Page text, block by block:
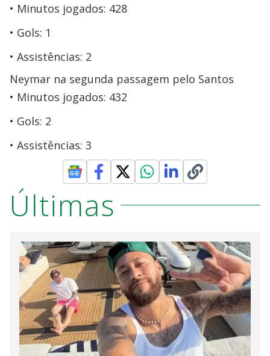
Minutos jogados: 428
Gols: 1
Assistências: 2
Neymar na segunda passagem pelo Santos
Minutos jogados: 432
Gols: 2
Assistências: 3
Últimas